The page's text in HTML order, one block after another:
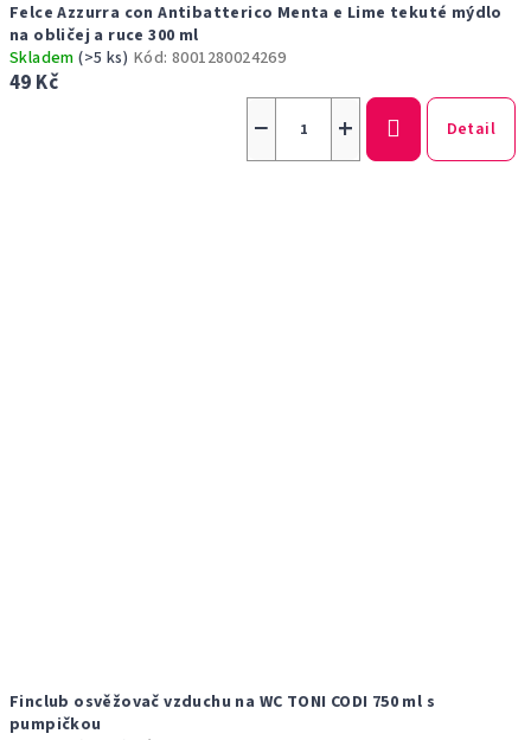
Felce Azzurra con Antibatterico Menta e Lime tekuté mýdlo
na obličej a ruce 300 ml
Skladem(>5 ks) Kód:8001280024269
49 Kč
+
− Detail
Finclub osvěžovač vzduchu na WC TONI CODI 750 ml s
pumpičkou